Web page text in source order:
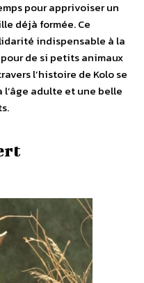
pour apprivoiser un
déjà formée. Ce
indispensable à la
de si petits animaux
l’histoire de Kolo se
adulte et une belle